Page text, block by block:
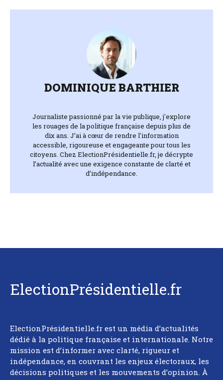
DOMINIQUE BARTHIER
Journaliste passionné par la vie publique, j'explore
les rouages de la politique française depuis plus de
dix ans. J’ai à cœur de rendre l'information
accessible, rigoureuse et engageante pour tous les
citoyens. Chez ElectionPrésidentielle.fr, je décrypte
l’actualité avec une exigence constante de clarté et
d’indépendance.
ElectionPrésidentielle.fr
ElectionPrésidentielle.fr est un média d’actualités
dédié à la politique française et internationale. Notre
mission est d’informer avec clarté, rigueur et
indépendance, en couvrant les enjeux électoraux, les
décisions politiques et les mouvements d’opinion. À